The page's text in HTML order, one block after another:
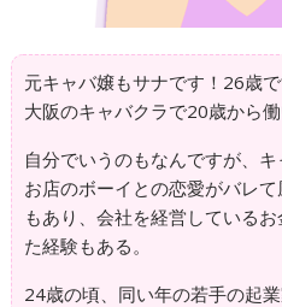
元キャバ嬢もサナです！26歳で
大阪のキャバクラで20歳から働
自分でいうのもなんですが、
お店のボーイとの恋愛がバレ
もあり、会社を経営している
た経験もある。
24歳の頃、同い年の若手の起